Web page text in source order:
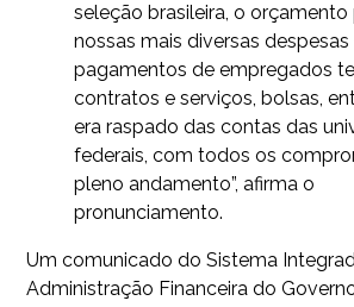
seleção brasileira, o orçamento
nossas mais diversas despesas
pagamentos de empregados
contratos e serviços, bolsas,
era raspado das contas das
federais, com todos os
pleno andamento”, afirma o
pronunciamento.
Um comunicado do Sistema
Administração Financeira do